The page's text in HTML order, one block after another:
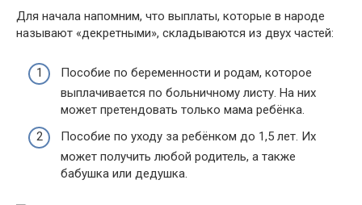
Для начала напомним, что выплаты, которые в народе
называют «декретными», складываются из двух частей:
Пособие по беременности и родам, которое
выплачивается по больничному листу. На них
может претендовать только мама ребёнка.
Пособие по уходу за ребёнком до 1,5 лет. Их
может получить любой родитель, а также
бабушка или дедушка.